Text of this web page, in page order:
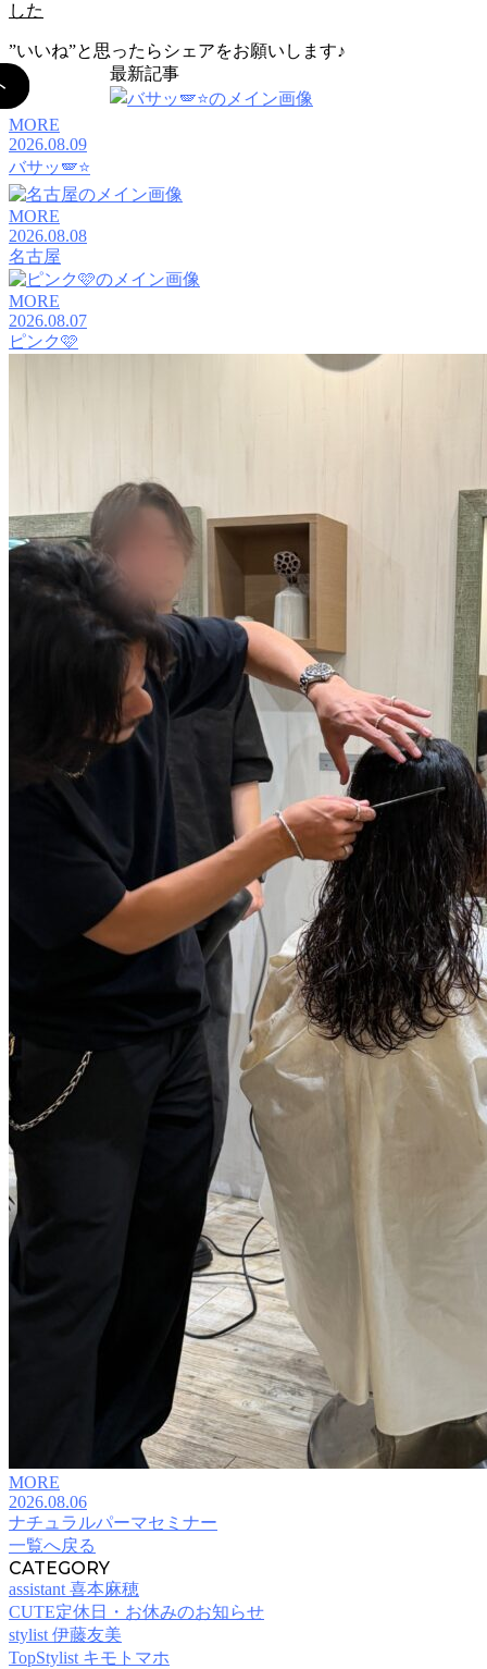
した
”いいね”と思ったらシェアをお願いします♪
最新記事
MORE
2026.08.09
バサッ🪽⭐️
MORE
2026.08.08
名古屋
MORE
2026.08.07
ピンク🩷
MORE
2026.08.06
ナチュラルパーマセミナー
一覧へ戻る
CATEGORY
assistant 喜本麻穂
CUTE定休日・お休みのお知らせ
stylist 伊藤友美
TopStylist キモトマホ